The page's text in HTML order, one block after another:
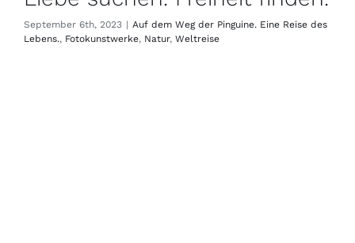
September 6th, 2023 | Auf dem Weg der Pinguine. Eine Reise des
Lebens., Fotokunstwerke, Natur, Weltreise